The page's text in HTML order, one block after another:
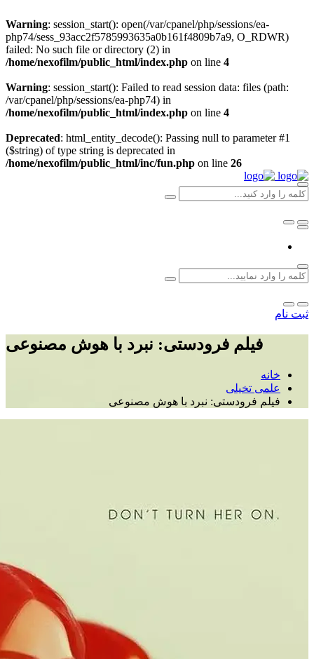
Warning: session_start(): open(/var/cpanel/php/sessions/ea-
php74/sess_93acc2f5785993635a0b161f4809b7a9, O_RDWR)
failed: No such file or directory (2) in
/home/nexofilm/public_html/index.php on line 4
Warning: session_start(): Failed to read session data: files (path:
/var/cpanel/php/sessions/ea-php74) in
/home/nexofilm/public_html/index.php on line 4
Deprecated: html_entity_decode(): Passing null to parameter #1
($string) of type string is deprecated in
/home/nexofilm/public_html/inc/fun.php on line 26
ثبت نام
فیلم فرودستی: نبرد با هوش مصنوعی
خانه
علمی تخیلی
فیلم فرودستی: نبرد با هوش مصنوعی